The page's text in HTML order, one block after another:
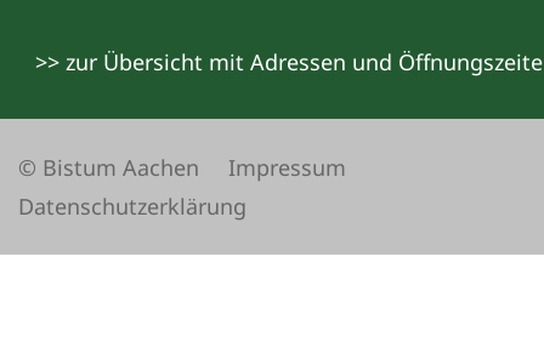
>> zur Übersicht mit Adressen und
© Bistum Aachen
Impressum
Datenschutzerklärung